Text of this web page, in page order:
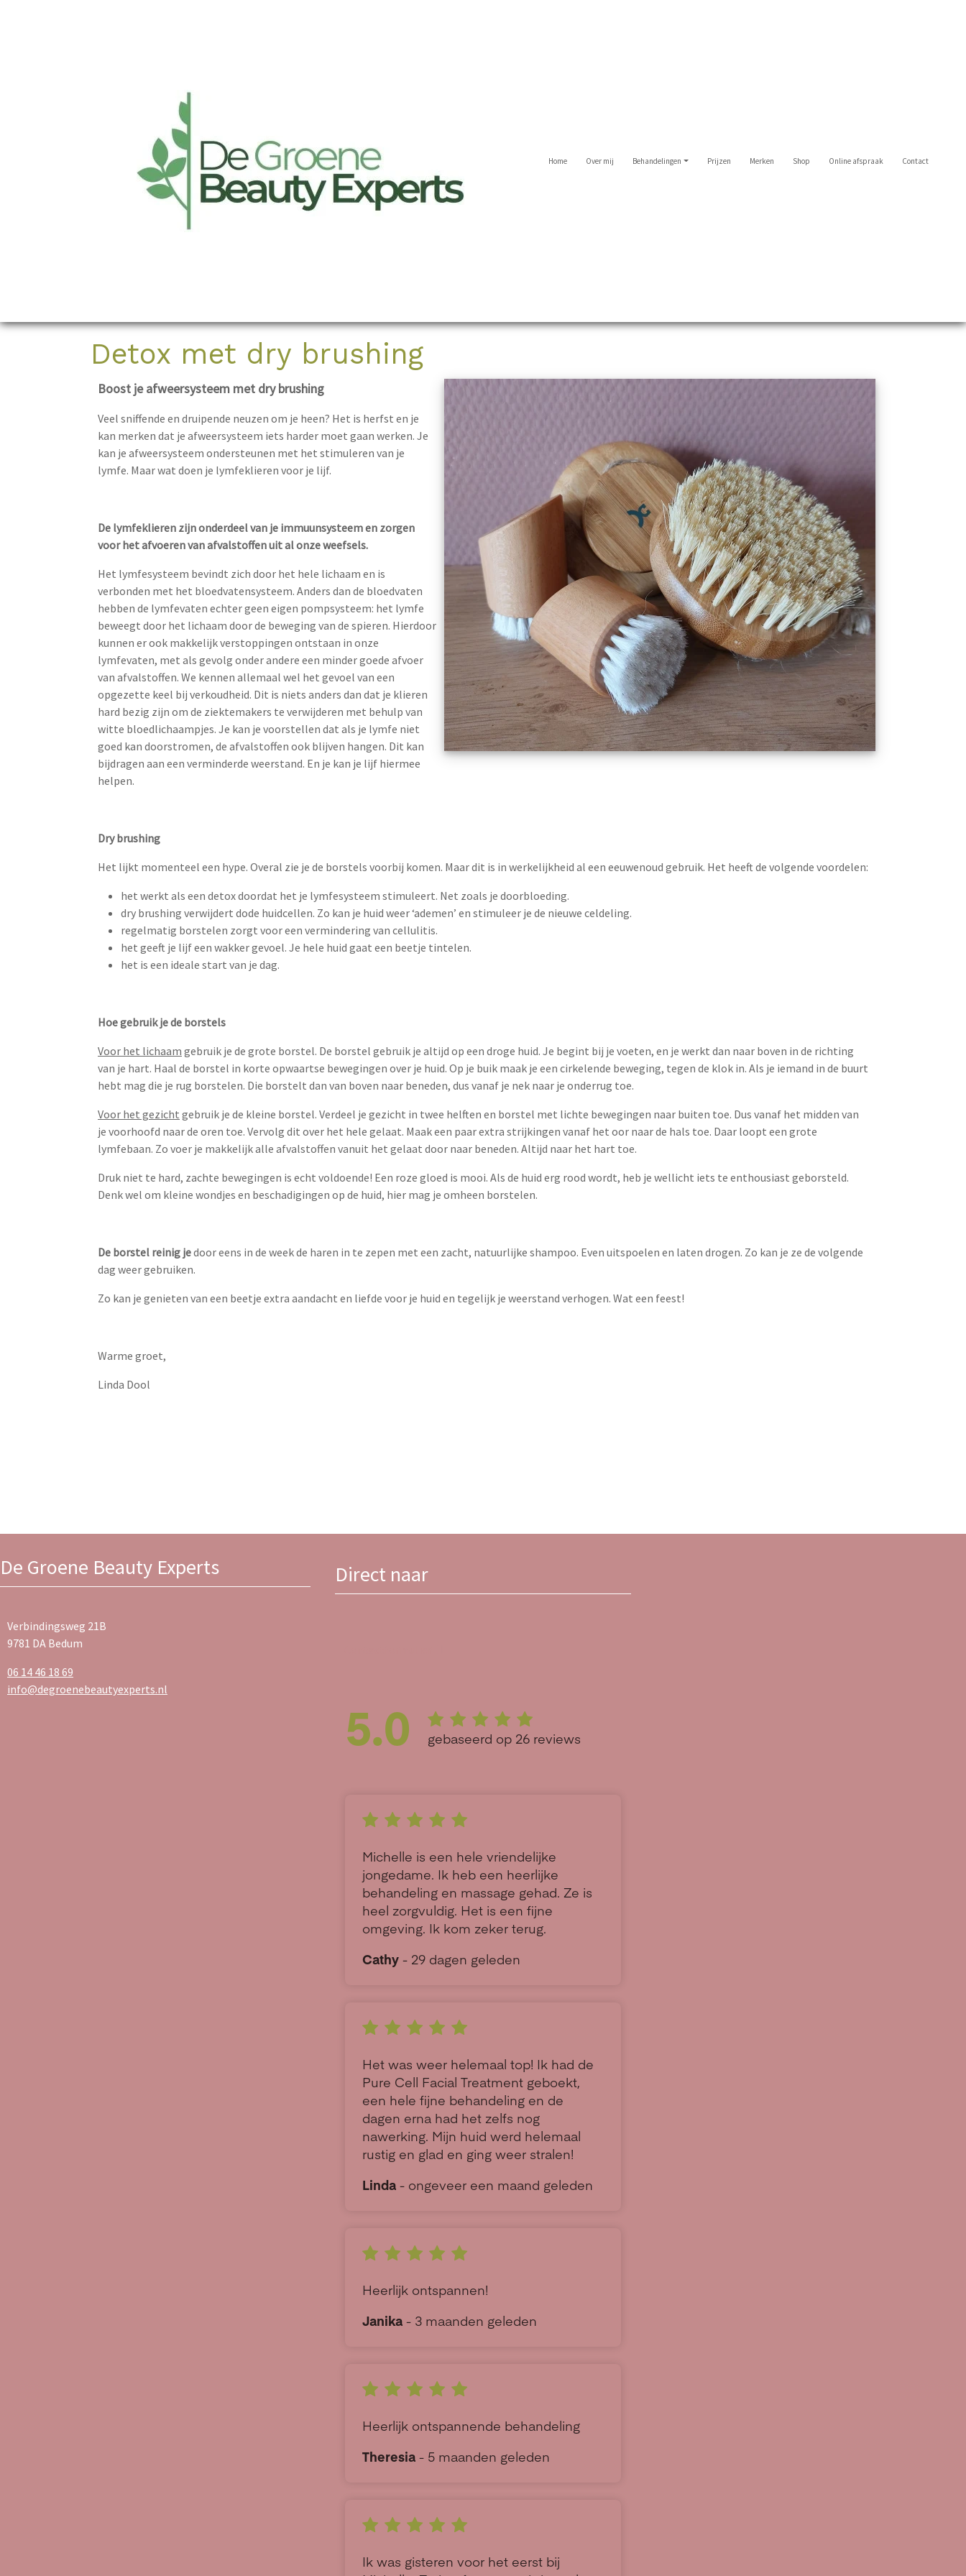
Home Over mij Behandelingen Prijzen Merken Shop Online afspraak Contact
Detox met dry brushing
Boost je afweersysteem met dry brushing
Veel sniffende en druipende neuzen om je heen? Het is herfst en je
kan merken dat je afweersysteem iets harder moet gaan werken. Je
kan je afweersysteem ondersteunen met het stimuleren van je
lymfe. Maar wat doen je lymfeklieren voor je lijf.
De lymfeklieren zijn onderdeel van je immuunsysteem en zorgen
voor het afvoeren van afvalstoffen uit al onze weefsels.
Het lymfesysteem bevindt zich door het hele lichaam en is
verbonden met het bloedvatensysteem. Anders dan de bloedvaten
hebben de lymfevaten echter geen eigen pompsysteem: het lymfe
beweegt door het lichaam door de beweging van de spieren. Hierdoor
kunnen er ook makkelijk verstoppingen ontstaan in onze
lymfevaten, met als gevolg onder andere een minder goede afvoer
van afvalstoffen. We kennen allemaal wel het gevoel van een
opgezette keel bij verkoudheid. Dit is niets anders dan dat je klieren
hard bezig zijn om de ziektemakers te verwijderen met behulp van
witte bloedlichaampjes. Je kan je voorstellen dat als je lymfe niet
goed kan doorstromen, de afvalstoffen ook blijven hangen. Dit kan
bijdragen aan een verminderde weerstand. En je kan je lijf hiermee
helpen.
Dry brushing
Het lijkt momenteel een hype. Overal zie je de borstels voorbij komen. Maar dit is in werkelijkheid al een eeuwenoud gebruik. Het heeft de volgende voordelen:
het werkt als een detox doordat het je lymfesysteem stimuleert. Net zoals je doorbloeding.
dry brushing verwijdert dode huidcellen. Zo kan je huid weer ‘ademen’ en stimuleer je de nieuwe celdeling.
regelmatig borstelen zorgt voor een vermindering van cellulitis.
het geeft je lijf een wakker gevoel. Je hele huid gaat een beetje tintelen.
het is een ideale start van je dag.
Hoe gebruik je de borstels
Voor het lichaam gebruik je de grote borstel. De borstel gebruik je altijd op een droge huid. Je begint bij je voeten, en je werkt dan naar boven in de richting
van je hart. Haal de borstel in korte opwaartse bewegingen over je huid. Op je buik maak je een cirkelende beweging, tegen de klok in. Als je iemand in de buurt
hebt mag die je rug borstelen. Die borstelt dan van boven naar beneden, dus vanaf je nek naar je onderrug toe.
Voor het gezicht gebruik je de kleine borstel. Verdeel je gezicht in twee helften en borstel met lichte bewegingen naar buiten toe. Dus vanaf het midden van
je voorhoofd naar de oren toe. Vervolg dit over het hele gelaat. Maak een paar extra strijkingen vanaf het oor naar de hals toe. Daar loopt een grote
lymfebaan. Zo voer je makkelijk alle afvalstoffen vanuit het gelaat door naar beneden. Altijd naar het hart toe.
Druk niet te hard, zachte bewegingen is echt voldoende! Een roze gloed is mooi. Als de huid erg rood wordt, heb je wellicht iets te enthousiast geborsteld.
Denk wel om kleine wondjes en beschadigingen op de huid, hier mag je omheen borstelen.
De borstel reinig jedoor eens in de week de haren in te zepen met een zacht, natuurlijke shampoo. Even uitspoelen en laten drogen. Zo kan je ze de volgende
dag weer gebruiken.
Zo kan je genieten van een beetje extra aandacht en liefde voor je huid en tegelijk je weerstand verhogen. Wat een feest!
Warme groet,
Linda Dool
De Groene Beauty Experts
Verbindingsweg 21B
9781 DA Bedum
06 14 46 18 69
info@degroenebeautyexperts.nl
Direct naar